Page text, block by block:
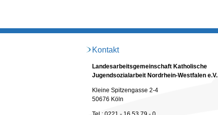
Kontakt
Landesarbeitsgemeinschaft Katholische
Jugendsozialarbeit Nordrhein-Westfalen e.V.
Kleine Spitzengasse 2-4
50676 Köln